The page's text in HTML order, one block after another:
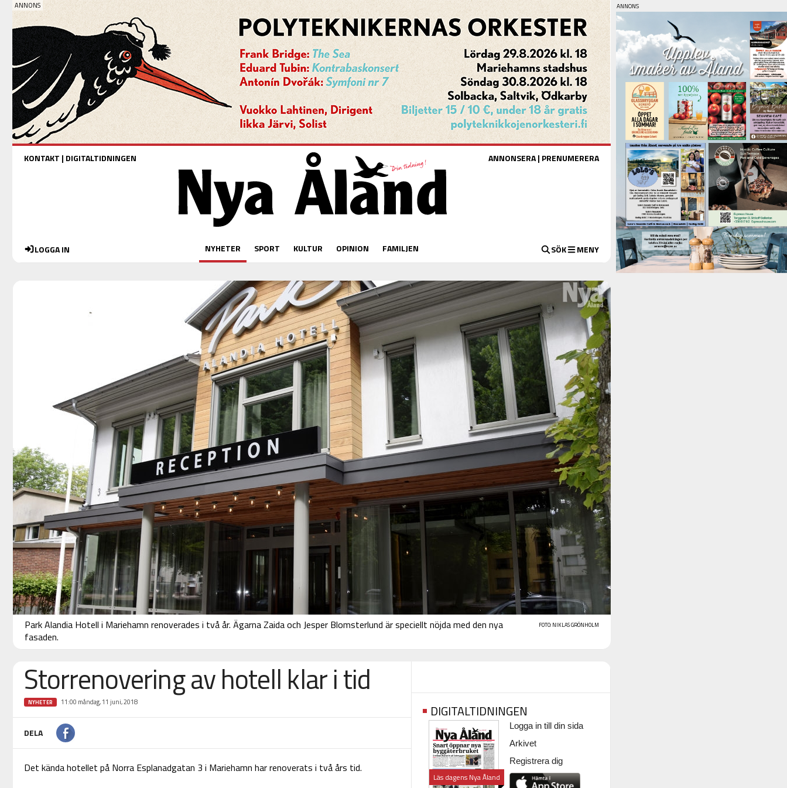
KONTAKT | DIGITALTIDNINGEN ANNONSERA| PRENUMERERA
LOGGA IN NYHETER SPORT KULTUR OPINION FAMILJEN SÖK MENY
FOTO: NIKLAS GRÖNHOLM
Park Alandia Hotell i Mariehamn renoverades i två år. Ägarna Zaida och Jesper Blomsterlund är speciellt nöjda med den nya
fasaden.
Storrenovering av hotell klar i tid
NYHETER 11:00 måndag, 11 juni, 2018
DELA
Det kända hotellet på Norra Esplanadgatan 3 i Mariehamn har renoverats i två års tid.
DIGITALTIDNINGEN
Läs dagens Nya Åland
Logga in till din sida
Arkivet
Registrera dig